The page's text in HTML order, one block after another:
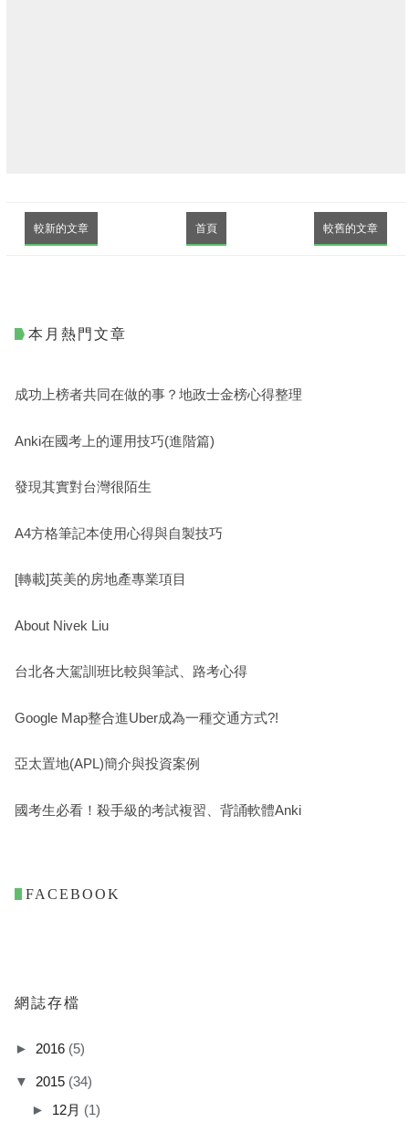
較新的文章 較舊的文章
首頁
本月熱門文章
成功上榜者共同在做的事？地政士金榜心得整理
Anki在國考上的運用技巧(進階篇)
發現其實對台灣很陌生
A4方格筆記本使用心得與自製技巧
[轉載]英美的房地產專業項目
About Nivek Liu
台北各大駕訓班比較與筆試、路考心得
Google Map整合進Uber成為一種交通方式?!
亞太置地(APL)簡介與投資案例
國考生必看！殺手級的考試複習、背誦軟體Anki
. FACEBOOK
網誌存檔
► 2016 (5)
▼ 2015 (34)
► 12月 (1)